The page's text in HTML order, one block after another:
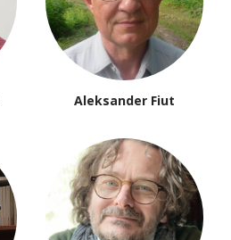
Aleksander Fiut